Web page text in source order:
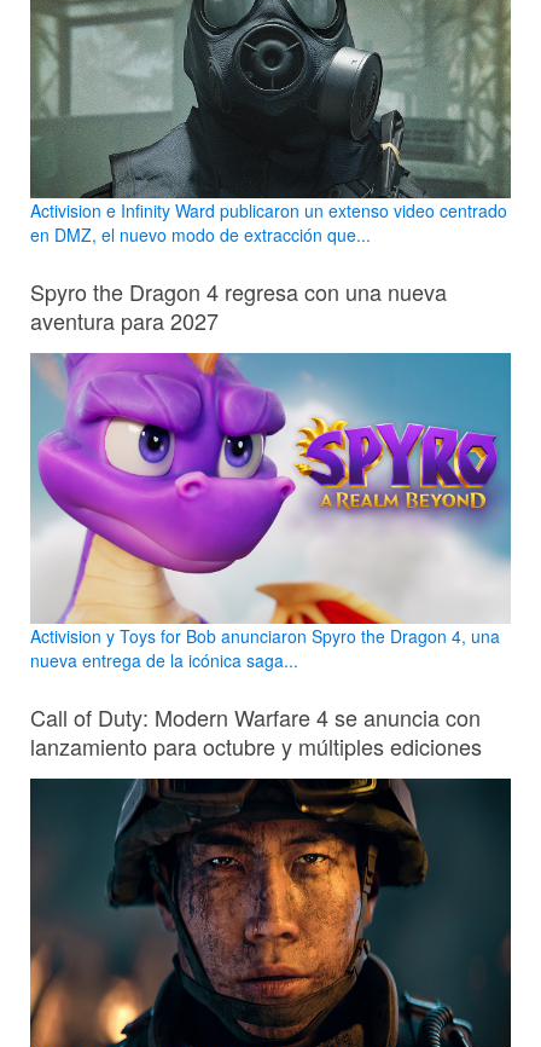
Activision e Infinity Ward publicaron un extenso video centrado
en DMZ, el nuevo modo de extracción que...
Spyro the Dragon 4 regresa con una nueva
aventura para 2027
Activision y Toys for Bob anunciaron Spyro the Dragon 4, una
nueva entrega de la icónica saga...
Call of Duty: Modern Warfare 4 se anuncia con
lanzamiento para octubre y múltiples ediciones